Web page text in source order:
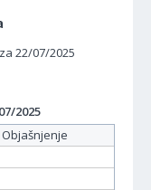
2025
Objašnjenje